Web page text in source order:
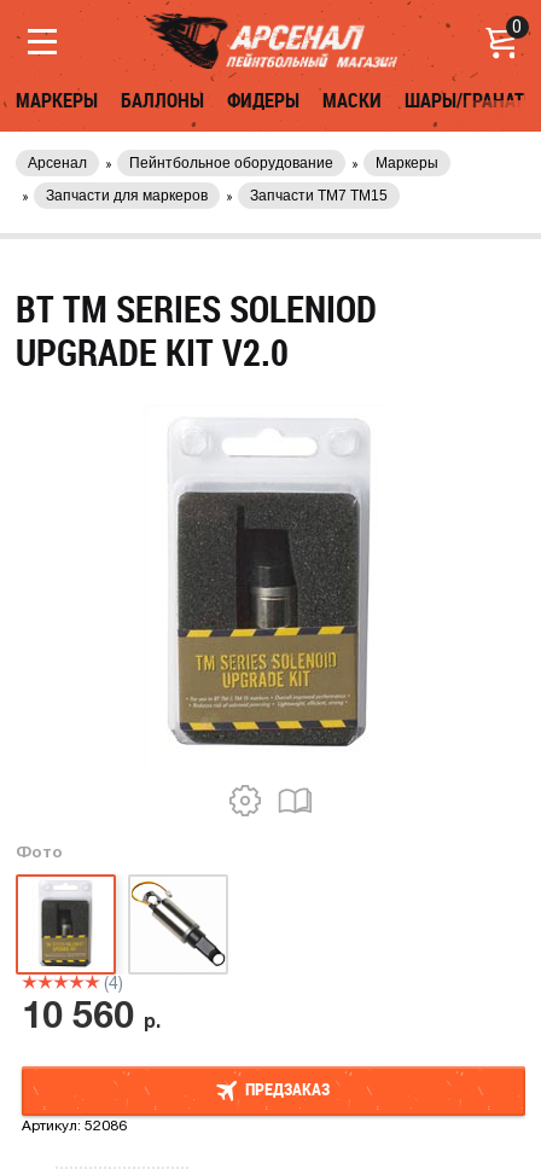
0
МАРКЕРЫ БАЛЛОНЫ ФИДЕРЫ МАСКИ ШАРЫ/ГРАНАТЫ
Арсенал Пейнтбольное оборудование
Маркеры
Запчасти для маркеров
Запчасти TM7 TM15
BT TM SERIES SOLENIOD
UPGRADE KIT V2.0
Фото
(4)
10 560 р.
ПРЕДЗАКАЗ
Артикул:52086